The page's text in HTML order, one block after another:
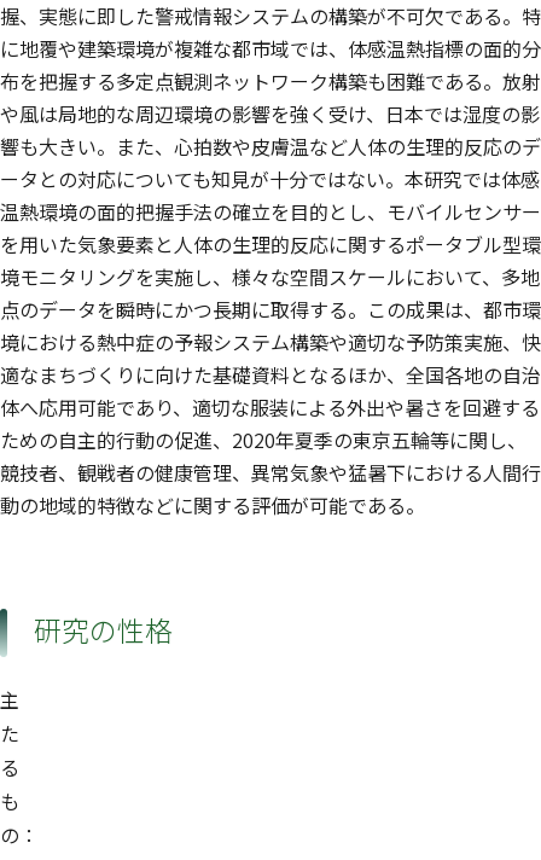
握、実態に即した警戒情報システムの構築が不可欠である。特
に地覆や建築環境が複雑な都市域では、体感温熱指標の面的分
布を把握する多定点観測ネットワーク構築も困難である。放射
や風は局地的な周辺環境の影響を強く受け、日本では湿度の影
響も大きい。また、心拍数や皮膚温など人体の生理的反応のデ
ータとの対応についても知見が十分ではない。本研究では体感
温熱環境の面的把握手法の確立を目的とし、モバイルセンサー
を用いた気象要素と人体の生理的反応に関するポータブル型環
境モニタリングを実施し、様々な空間スケールにおいて、多地
点のデータを瞬時にかつ長期に取得する。この成果は、都市環
境における熱中症の予報システム構築や適切な予防策実施、快
適なまちづくりに向けた基礎資料となるほか、全国各地の自治
体へ応用可能であり、適切な服装による外出や暑さを回避する
ための自主的行動の促進、2020年夏季の東京五輪等に関し、
競技者、観戦者の健康管理、異常気象や猛暑下における人間行
動の地域的特徴などに関する評価が可能である。
研究の性格
主
た
る
も
の：